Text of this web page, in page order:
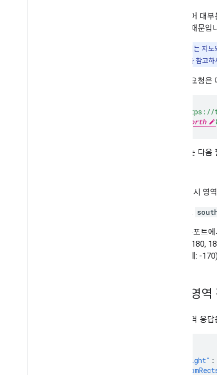
예를 들어 대
시되기 때문입
응답에는 지
을 참고하
뷰포트 요청
"https://
north
요청에는 다
표시 영
,
뷰포트
(-180,
(예: -
표시 영
표시 영역 응
"copyright" :